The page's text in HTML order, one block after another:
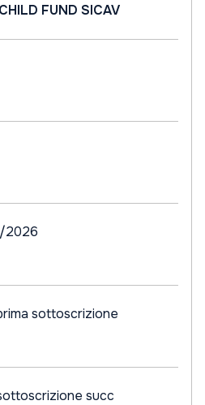
FUND SICAV
2026
sottoscrizione
succ